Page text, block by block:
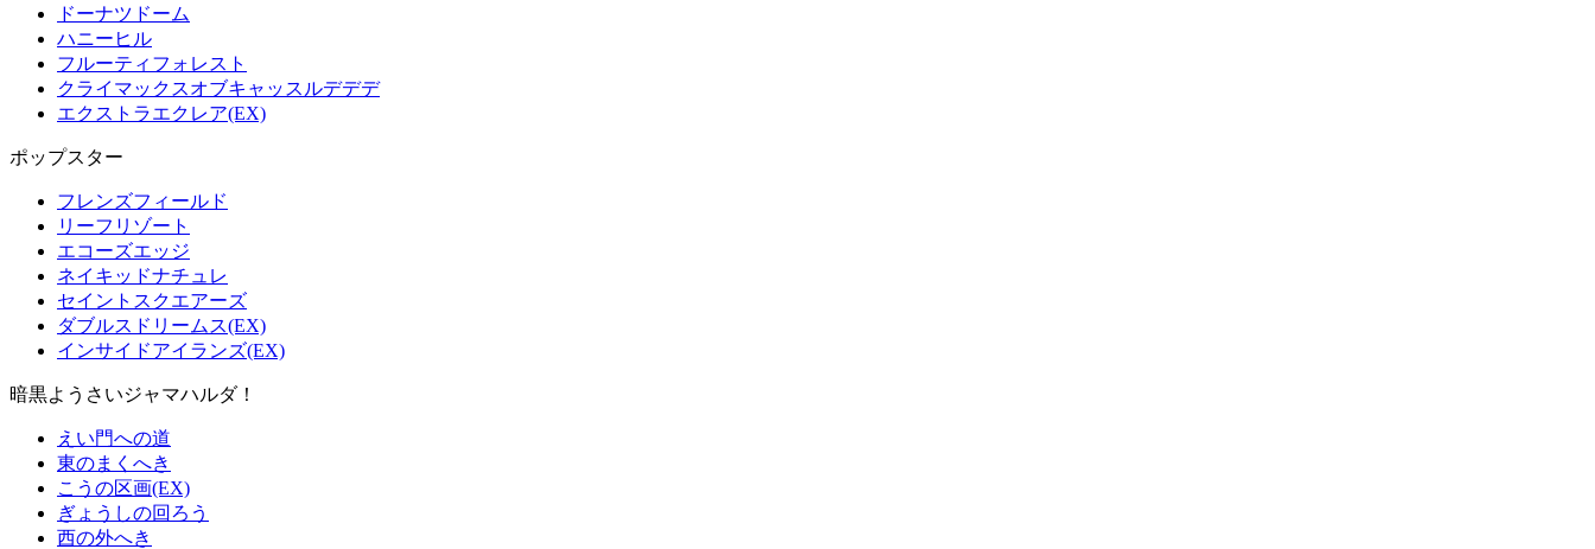
ドーナツドーム
ハニーヒル
フルーティフォレスト
クライマックスオブキャッスルデデデ
エクストラエクレア(EX)
ポップスター
フレンズフィールド
リーフリゾート
エコーズエッジ
ネイキッドナチュレ
セイントスクエアーズ
ダブルスドリームス(EX)
インサイドアイランズ(EX)
暗黒ようさいジャマハルダ！
えい門への道
東のまくへき
こうの区画(EX)
ぎょうしの回ろう
西の外へき